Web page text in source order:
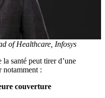
of Healthcare, Infosys
santé peut tirer d’une
notamment :
couverture